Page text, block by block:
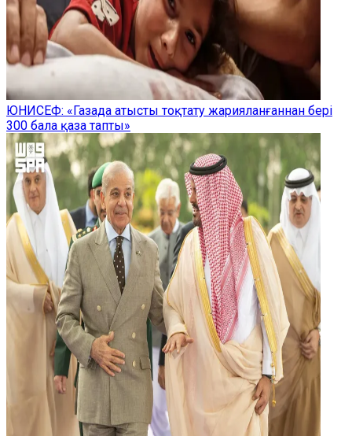
ЮНИСЕФ: «Газада атысты тоқтату жарияланғаннан бері
300 бала қаза тапты»